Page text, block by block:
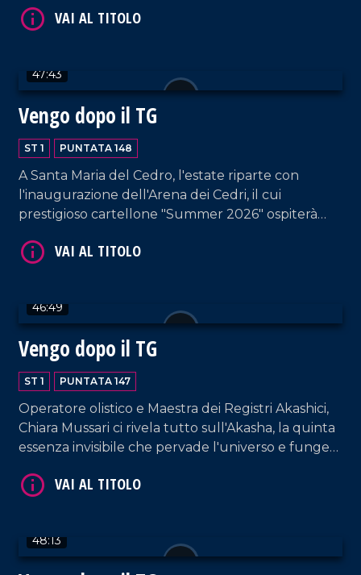
responsabilità e sfide quotidiane. Spazio anche a
la psicoterapeuta Maria Laura Falduto e la biologa
nutrizionista Maura Sicari. Conduzione a cura di
Rossella Galati e Francesco Occhiuzzi.
47:43
Vengo dopo il TG
ST 1 PUNTATA 148
A Santa Maria del Cedro, l'estate riparte con
l'inaugurazione dell'Arena dei Cedri, il cui
prestigioso cartellone "Summer 2026" ospiterà
Pooh. Francesco Occhiuzzi ospita il Direttore
46:49
Vengo dopo il TG
ST 1 PUNTATA 147
Operatore olistico e Maestra dei Registri Akashici,
Chiara Mussari ci rivela tutto sull'Akasha, la quinta
essenza invisibile che pervade l'universo e funge
parola ed evento della storia.
48:13
VAI AL TITOLO
VAI AL TITOLO